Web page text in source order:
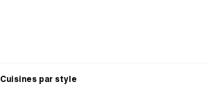
Cuisines par style